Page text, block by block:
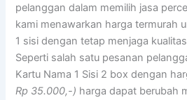
pelanggan dalam memilih jasa
kami menawarkan harga termurah
1 sisi dengan tetap menjaga
Seperti salah satu pesanan
Kartu Nama 1 Sisi 2 box dengan
Rp 35.000,-) harga dapat berubah